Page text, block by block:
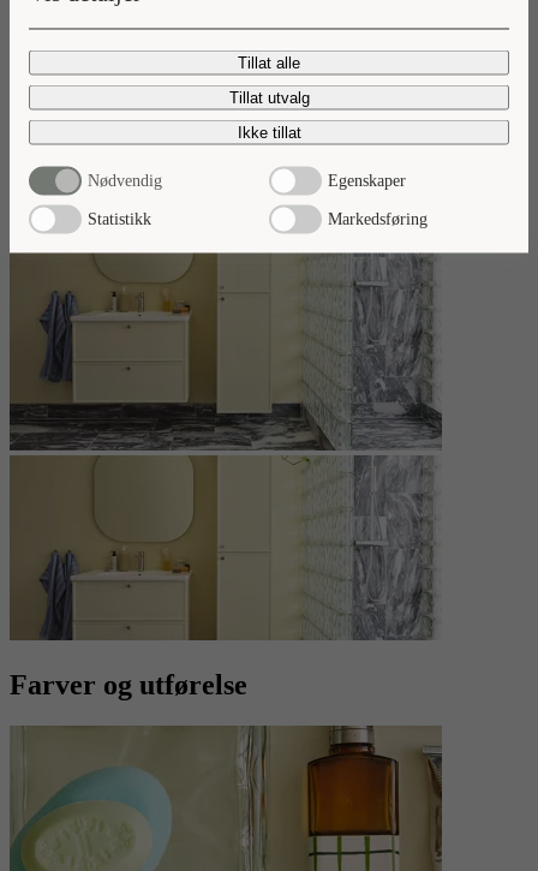
Tillat alle
Tillat utvalg
Ikke tillat
Nødvendig Egenskaper
Statistikk Markedsføring
Nyheter 2026
Ta del av våre baderomsnyheter.
Les mer
Farver og utførelse